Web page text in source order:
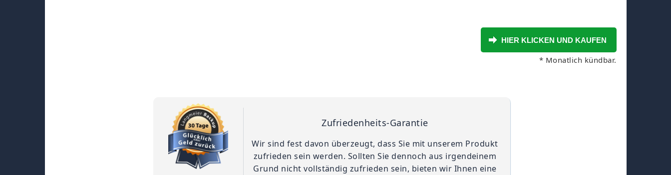
* Monatlich kündbar.
Zufriedenheits-Garantie
Wir sind fest davon überzeugt, dass Sie mit unserem Produkt
zufrieden sein werden. Sollten Sie dennoch aus irgendeinem
Grund nicht vollständig zufrieden sein, bieten wir Ihnen eine